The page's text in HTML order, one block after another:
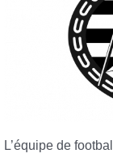
L’équipe de